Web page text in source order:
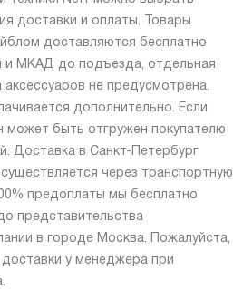
доставки и оплаты. Товары
доставляются бесплатно
и МКАД до подъезда, отдельная
не предусмотрена.
дополнительно. Если
может быть отгружен покупателю
Доставка в Санкт-Петербург
через транспортную
предоплаты мы бесплатно
представительства
в городе Москва. Пожалуйста,
доставки у менеджера при